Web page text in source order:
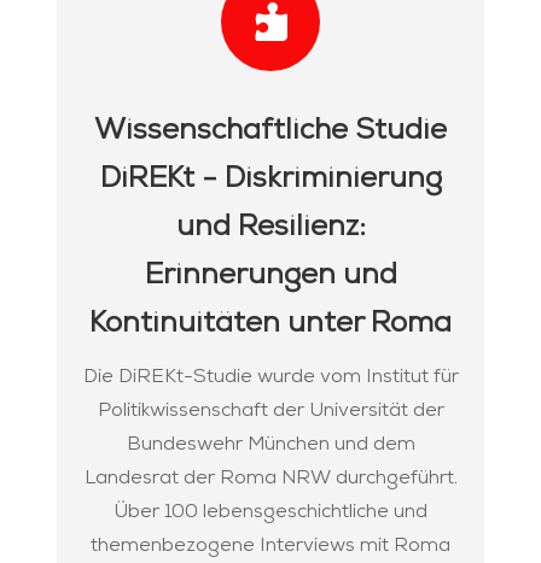

Wissenschaftliche Studie
DiREKt - Diskriminierung
und Resilienz:
Erinnerungen und
Kontinuitäten unter Roma
Die DiREKt-Studie wurde vom Institut für
Politikwissenschaft der Universität der
Bundeswehr München und dem
Landesrat der Roma NRW durchgeführt.
Über 100 lebensgeschichtliche und
themenbezogene Interviews mit Roma